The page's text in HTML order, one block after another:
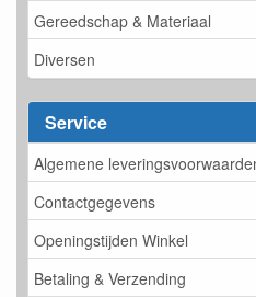
Gereedschap & Materiaal
Diversen
Service
Algemene
Contactgegevens
Openingstijden Winkel
Betaling & Verzending